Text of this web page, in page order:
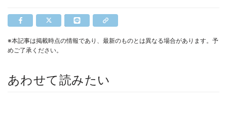
※本記事は掲載時点の情報であり、最新のものとは異なる場合があります。予
めご了承ください。
あわせて読みたい